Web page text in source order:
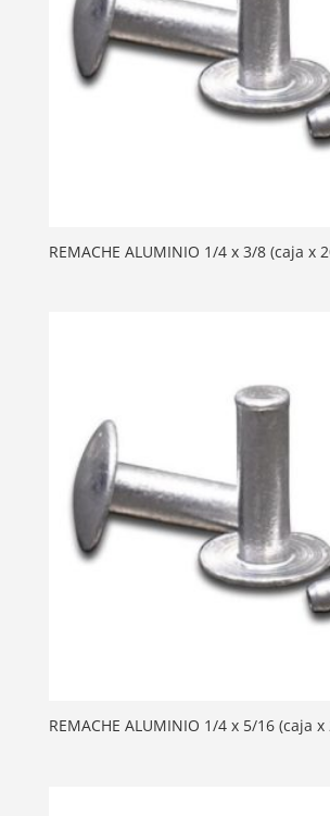
REMACHE ALUMINIO 1/4 x 3/8 (caja x
REMACHE ALUMINIO 1/4 x 5/16 (caja